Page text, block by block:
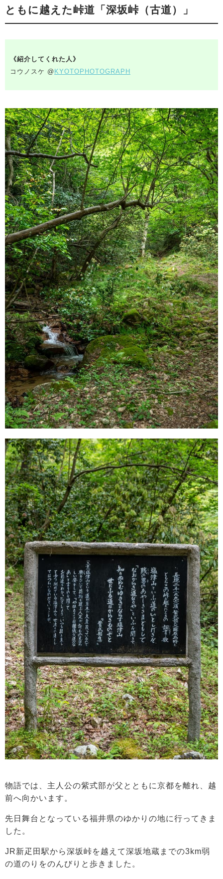
ともに越えた峠道「深坂峠（古道）」
《紹介してくれた人》
コウノスケ @ KYOTOPHOTOGRAPH
物語では、主人公の紫式部が父とともに京都を離れ、越
前へ向かいます。
先日舞台となっている福井県のゆかりの地に行ってきま
した。
JR新疋田駅から深坂峠を越えて深坂地蔵までの3km弱
の道のりをのんびりと歩きました。